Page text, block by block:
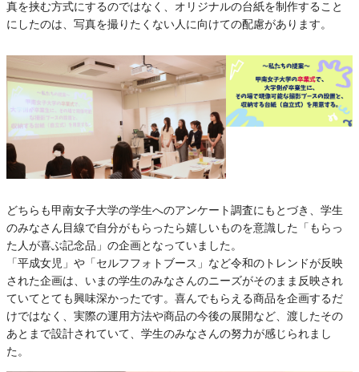
真を挟む方式にするのではなく、オリジナルの台紙を制作すること
にしたのは、写真を撮りたくない人に向けての配慮があります。
どちらも甲南女子大学の学生へのアンケート調査にもとづき、学生
のみなさん目線で自分がもらったら嬉しいものを意識した「もらっ
た人が喜ぶ記念品」の企画となっていました。
「平成女児」や「セルフフォトブース」など令和のトレンドが反映
された企画は、いまの学生のみなさんのニーズがそのまま反映され
ていてとても興味深かったです。喜んでもらえる商品を企画するだ
けではなく、実際の運用方法や商品の今後の展開など、渡したその
あとまで設計されていて、学生のみなさんの努力が感じられまし
た。